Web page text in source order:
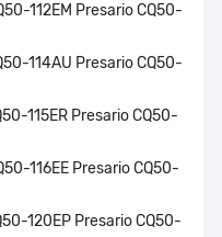
112EM Presario CQ50-
114AU Presario CQ50-
115ER Presario CQ50-
116EE Presario CQ50-
120EP Presario CQ50-